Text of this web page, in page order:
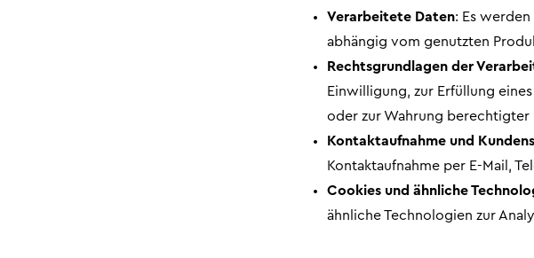
Verarbeitete Daten: Es
abhängig vom genutzten
Rechtsgrundlagen der
Einwilligung, zur Erfüllung
oder zur Wahrung berechtigter
Kontaktaufnahme und
Kontaktaufnahme per E-Mail,
Cookies und ähnliche
ähnliche Technologien zur